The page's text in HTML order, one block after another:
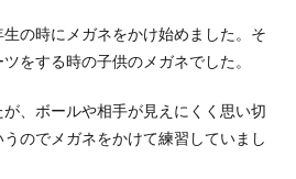
の時にメガネをかけ始めました。そ
をする時の子供のメガネでした。
、ボールや相手が見えにくく思い切
のでメガネをかけて練習していまし